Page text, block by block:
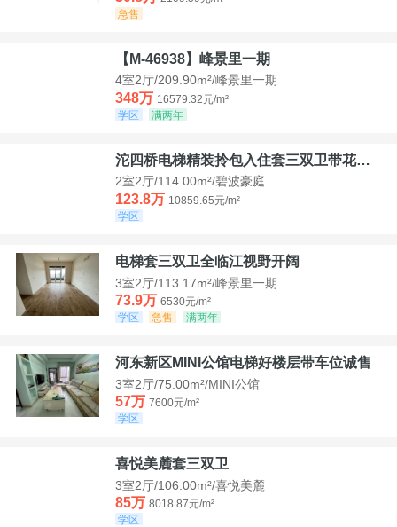
急售
【M-46938】峰景里一期
4室2厅/209.90m²/峰景里一期
348万 16579.32元/m²
学区
满两年
沱四桥电梯精装拎包入住套三双卫带花园40平米带车位
2室2厅/114.00m²/碧波豪庭
123.8万 10859.65元/m²
学区
电梯套三双卫全临江视野开阔
3室2厅/113.17m²/峰景里一期
73.9万 6530元/m²
学区
急售 满两年
河东新区MINI公馆电梯好楼层带车位诚售
3室2厅/75.00m²/MINI公馆
57万 7600元/m²
学区
喜悦美麓套三双卫
3室2厅/106.00m²/喜悦美麓
85万 8018.87元/m²
学区